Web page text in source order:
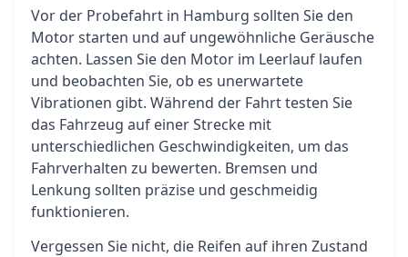
Vor der Probefahrt in Hamburg sollten Sie den
Motor starten und auf ungewöhnliche Geräusche
achten. Lassen Sie den Motor im Leerlauf laufen
und beobachten Sie, ob es unerwartete
Vibrationen gibt. Während der Fahrt testen Sie
das Fahrzeug auf einer Strecke mit
unterschiedlichen Geschwindigkeiten, um das
Fahrverhalten zu bewerten. Bremsen und
Lenkung sollten präzise und geschmeidig
funktionieren.
Vergessen Sie nicht, die Reifen auf ihren Zustand